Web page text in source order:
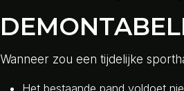
Wanneer zou een tijdelijke
Het bestaande pand voldoet